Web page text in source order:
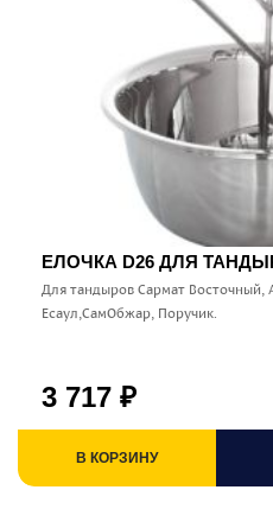
ЕЛОЧКА D26 ДЛЯ
Для тандыров Сармат Восточный,
Есаул,СамОбжар, Поручик.
3 717 ₽
В КОРЗИНУ